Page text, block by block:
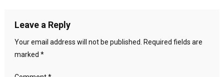
Leave a Reply
Your email address will not be published. Required fields are
marked *